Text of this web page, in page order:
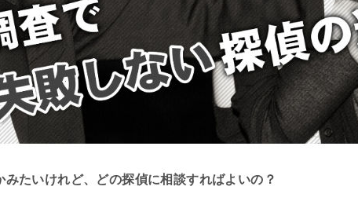
みたいけれど、どの探偵に相談すればよいの？